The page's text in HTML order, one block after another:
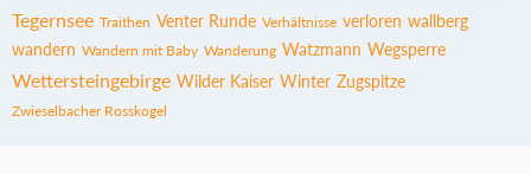
Tegernsee Traithen Venter Runde Verhältnisse verloren wallberg
wandern Wandern mit Baby Wanderung Watzmann Wegsperre
Wettersteingebirge Wilder Kaiser Winter Zugspitze
Zwieselbacher Rosskogel